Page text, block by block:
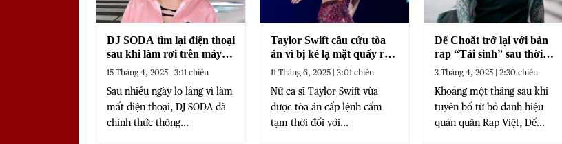
DJ SODA tìm lại điện thoại
sau khi làm rơi trên máy
bay, phủ nhận tin đồn lộ
15 Tháng 4, 2025 | 3:11 chiều
Sau nhiều ngày lo lắng vì làm
mất điện thoại, DJ SODA đã
chính thức thông...
Taylor Swift cầu cứu tòa
án vì bị kẻ lạ mặt quấy rối
liên tục
11 Tháng 6, 2025 | 3:01 chiều
Nữ ca sĩ Taylor Swift vừa
được tòa án cấp lệnh cấm
tạm thời đối với...
Dế Choắt trở lại với bản
rap “Tái sinh” sau thời
gian đầy biến động
3 Tháng 4, 2025 | 2:30 chiều
Khoảng một tháng sau khi
tuyên bố từ bỏ danh hiệu
quán quân Rap Việt, Dế...